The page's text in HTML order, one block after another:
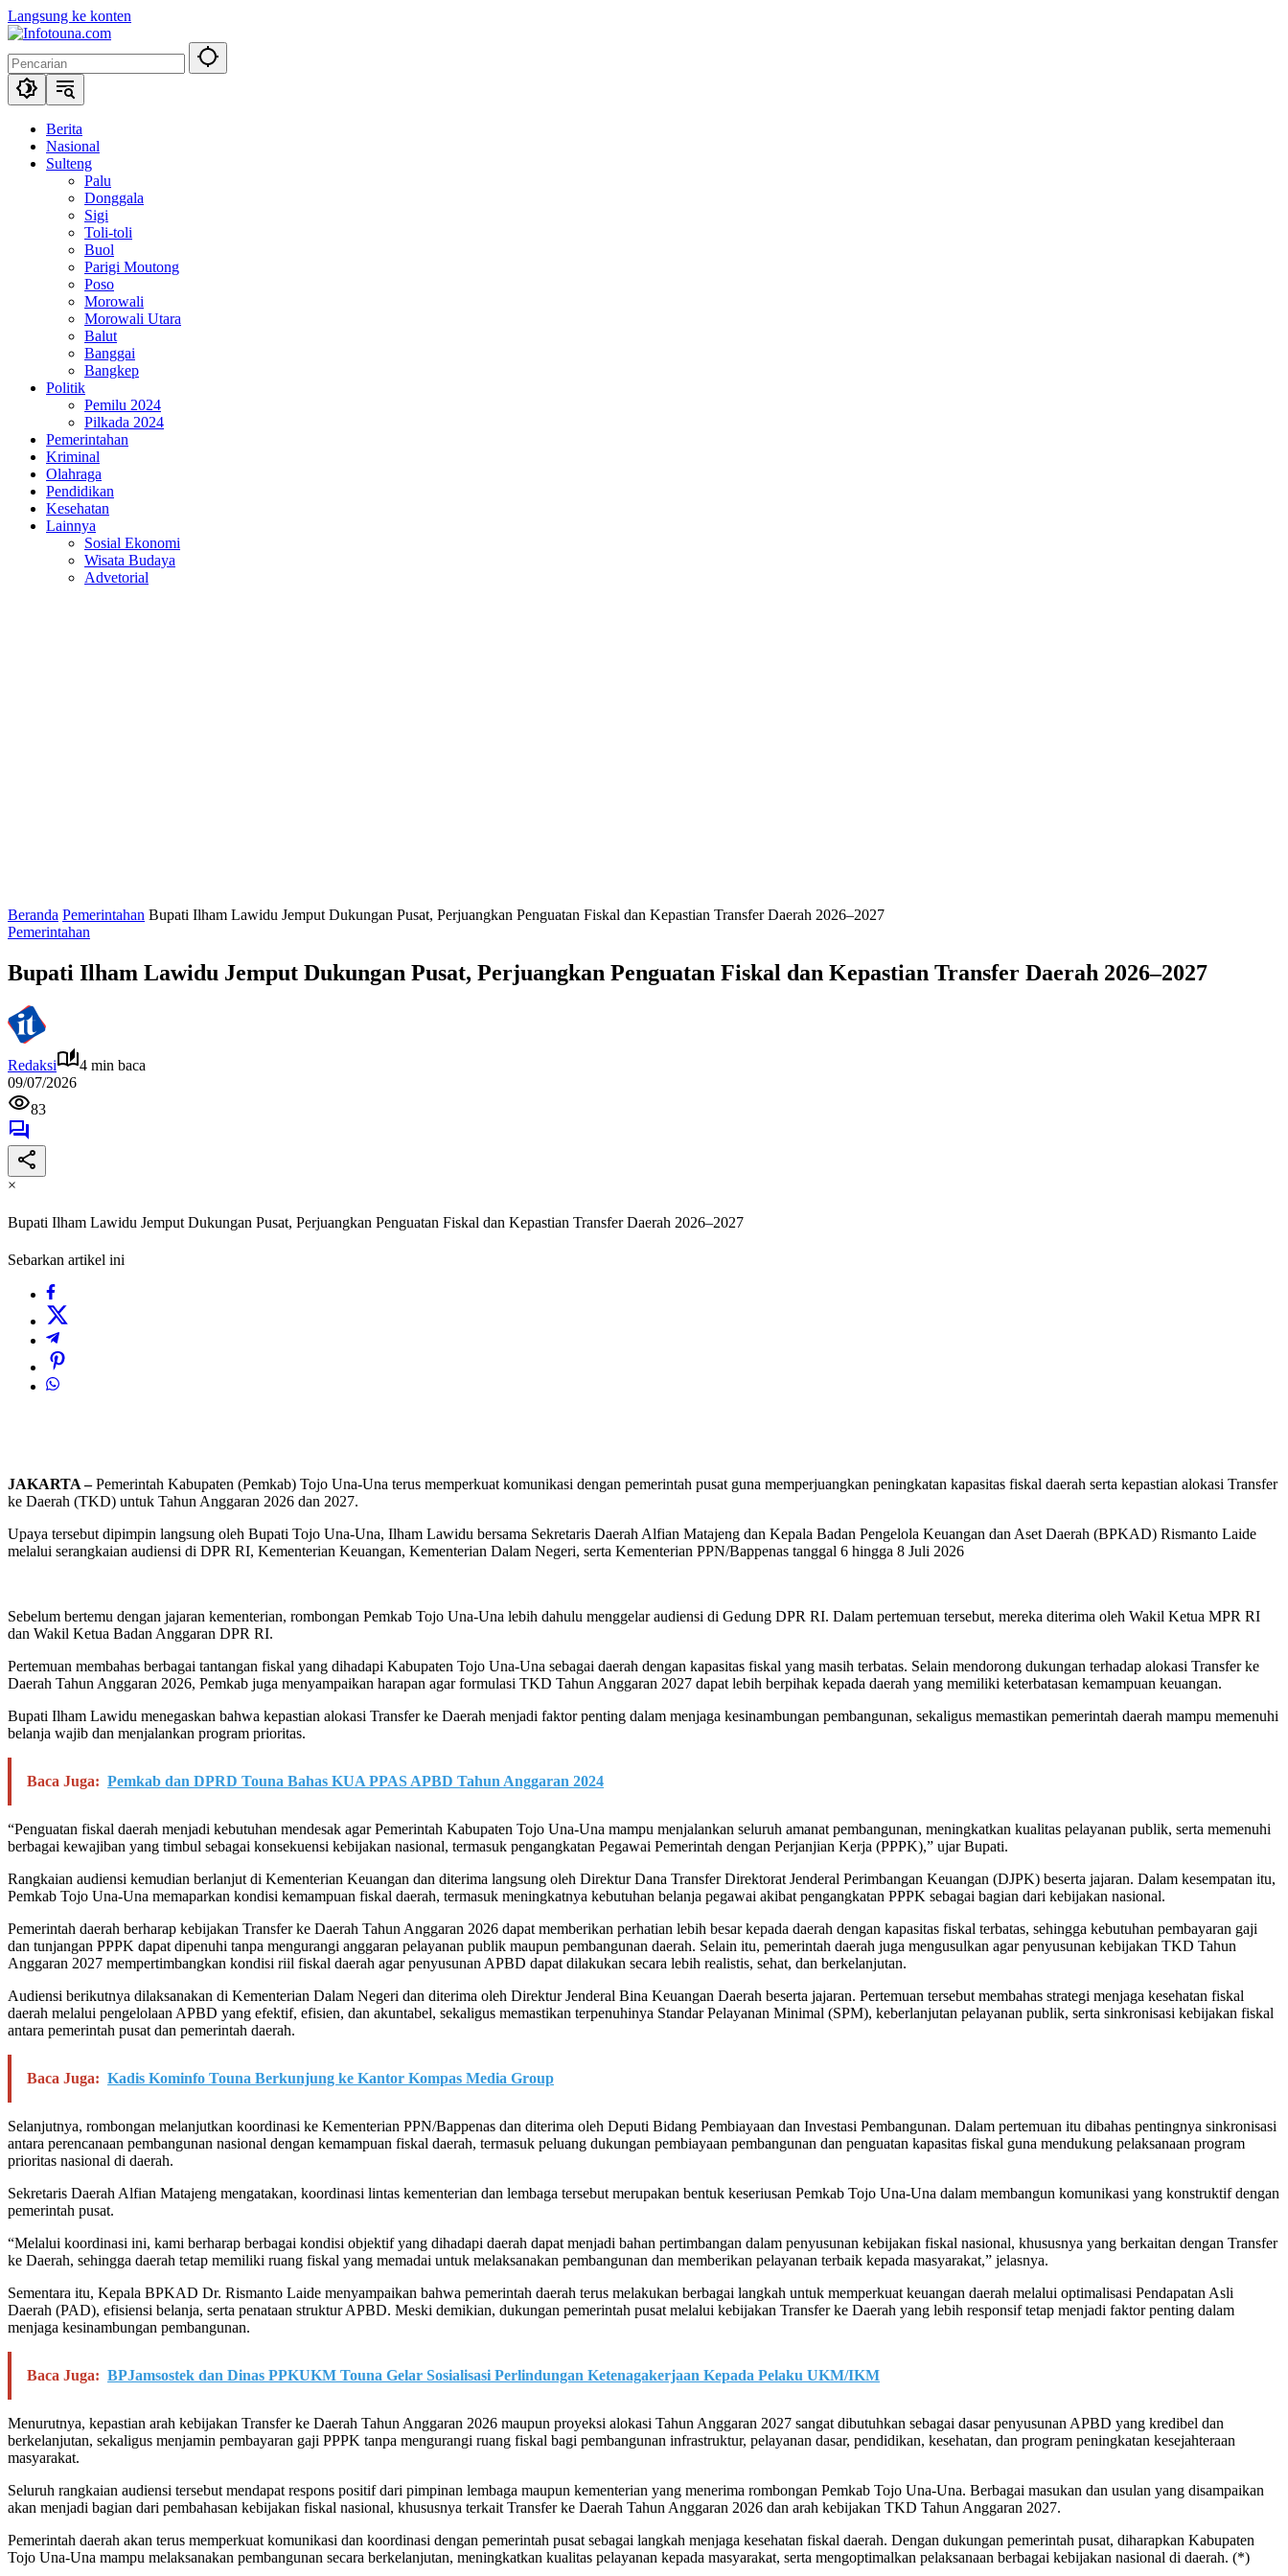
Langsung ke konten
Berita
Nasional
Sulteng
Palu
Donggala
Sigi
Toli-toli
Buol
Parigi Moutong
Poso
Morowali
Morowali Utara
Balut
Banggai
Bangkep
Politik
Pemilu 2024
Pilkada 2024
Pemerintahan
Kriminal
Olahraga
Pendidikan
Kesehatan
Lainnya
Sosial Ekonomi
Wisata Budaya
Advetorial
Beranda Pemerintahan Bupati Ilham Lawidu Jemput Dukungan Pusat, Perjuangkan Penguatan Fiskal dan Kepastian Transfer Daerah 2026–2027
Pemerintahan
Bupati Ilham Lawidu Jemput Dukungan Pusat, Perjuangkan Penguatan Fiskal dan Kepastian Transfer Daerah 2026–2027
Redaksi
4 min baca
09/07/2026
83
×
Bupati Ilham Lawidu Jemput Dukungan Pusat, Perjuangkan Penguatan Fiskal dan Kepastian Transfer Daerah 2026–2027
Sebarkan artikel ini
JAKARTA –Pemerintah Kabupaten (Pemkab) Tojo Una-Una terus memperkuat komunikasi dengan pemerintah pusat guna memperjuangkan peningkatan kapasitas fiskal daerah serta kepastian alokasi Transfer
ke Daerah (TKD) untuk Tahun Anggaran 2026 dan 2027.
Upaya tersebut dipimpin langsung oleh Bupati Tojo Una-Una, Ilham Lawidu bersama Sekretaris Daerah Alfian Matajeng dan Kepala Badan Pengelola Keuangan dan Aset Daerah (BPKAD) Rismanto Laide
melalui serangkaian audiensi di DPR RI, Kementerian Keuangan, Kementerian Dalam Negeri, serta Kementerian PPN/Bappenas tanggal 6 hingga 8 Juli 2026
Sebelum bertemu dengan jajaran kementerian, rombongan Pemkab Tojo Una-Una lebih dahulu menggelar audiensi di Gedung DPR RI. Dalam pertemuan tersebut, mereka diterima oleh Wakil Ketua MPR RI
dan Wakil Ketua Badan Anggaran DPR RI.
Pertemuan membahas berbagai tantangan fiskal yang dihadapi Kabupaten Tojo Una-Una sebagai daerah dengan kapasitas fiskal yang masih terbatas. Selain mendorong dukungan terhadap alokasi Transfer ke
Daerah Tahun Anggaran 2026, Pemkab juga menyampaikan harapan agar formulasi TKD Tahun Anggaran 2027 dapat lebih berpihak kepada daerah yang memiliki keterbatasan kemampuan keuangan.
Bupati Ilham Lawidu menegaskan bahwa kepastian alokasi Transfer ke Daerah menjadi faktor penting dalam menjaga kesinambungan pembangunan, sekaligus memastikan pemerintah daerah mampu memenuhi
belanja wajib dan menjalankan program prioritas.
Baca Juga: Pemkab dan DPRD Touna Bahas KUA PPAS APBD Tahun Anggaran 2024
“Penguatan fiskal daerah menjadi kebutuhan mendesak agar Pemerintah Kabupaten Tojo Una-Una mampu menjalankan seluruh amanat pembangunan, meningkatkan kualitas pelayanan publik, serta memenuhi
berbagai kewajiban yang timbul sebagai konsekuensi kebijakan nasional, termasuk pengangkatan Pegawai Pemerintah dengan Perjanjian Kerja (PPPK),” ujar Bupati.
Rangkaian audiensi kemudian berlanjut di Kementerian Keuangan dan diterima langsung oleh Direktur Dana Transfer Direktorat Jenderal Perimbangan Keuangan (DJPK) beserta jajaran. Dalam kesempatan itu,
Pemkab Tojo Una-Una memaparkan kondisi kemampuan fiskal daerah, termasuk meningkatnya kebutuhan belanja pegawai akibat pengangkatan PPPK sebagai bagian dari kebijakan nasional.
Pemerintah daerah berharap kebijakan Transfer ke Daerah Tahun Anggaran 2026 dapat memberikan perhatian lebih besar kepada daerah dengan kapasitas fiskal terbatas, sehingga kebutuhan pembayaran gaji
dan tunjangan PPPK dapat dipenuhi tanpa mengurangi anggaran pelayanan publik maupun pembangunan daerah. Selain itu, pemerintah daerah juga mengusulkan agar penyusunan kebijakan TKD Tahun
Anggaran 2027 mempertimbangkan kondisi riil fiskal daerah agar penyusunan APBD dapat dilakukan secara lebih realistis, sehat, dan berkelanjutan.
Audiensi berikutnya dilaksanakan di Kementerian Dalam Negeri dan diterima oleh Direktur Jenderal Bina Keuangan Daerah beserta jajaran. Pertemuan tersebut membahas strategi menjaga kesehatan fiskal
daerah melalui pengelolaan APBD yang efektif, efisien, dan akuntabel, sekaligus memastikan terpenuhinya Standar Pelayanan Minimal (SPM), keberlanjutan pelayanan publik, serta sinkronisasi kebijakan fiskal
antara pemerintah pusat dan pemerintah daerah.
Baca Juga: Kadis Kominfo Touna Berkunjung ke Kantor Kompas Media Group
Selanjutnya, rombongan melanjutkan koordinasi ke Kementerian PPN/Bappenas dan diterima oleh Deputi Bidang Pembiayaan dan Investasi Pembangunan. Dalam pertemuan itu dibahas pentingnya sinkronisasi
antara perencanaan pembangunan nasional dengan kemampuan fiskal daerah, termasuk peluang dukungan pembiayaan pembangunan dan penguatan kapasitas fiskal guna mendukung pelaksanaan program
prioritas nasional di daerah.
Sekretaris Daerah Alfian Matajeng mengatakan, koordinasi lintas kementerian dan lembaga tersebut merupakan bentuk keseriusan Pemkab Tojo Una-Una dalam membangun komunikasi yang konstruktif dengan
pemerintah pusat.
“Melalui koordinasi ini, kami berharap berbagai kondisi objektif yang dihadapi daerah dapat menjadi bahan pertimbangan dalam penyusunan kebijakan fiskal nasional, khususnya yang berkaitan dengan Transfer
ke Daerah, sehingga daerah tetap memiliki ruang fiskal yang memadai untuk melaksanakan pembangunan dan memberikan pelayanan terbaik kepada masyarakat,” jelasnya.
Sementara itu, Kepala BPKAD Dr. Rismanto Laide menyampaikan bahwa pemerintah daerah terus melakukan berbagai langkah untuk memperkuat keuangan daerah melalui optimalisasi Pendapatan Asli
Daerah (PAD), efisiensi belanja, serta penataan struktur APBD. Meski demikian, dukungan pemerintah pusat melalui kebijakan Transfer ke Daerah yang lebih responsif tetap menjadi faktor penting dalam
menjaga kesinambungan pembangunan.
Baca Juga: BPJamsostek dan Dinas PPKUKM Touna Gelar Sosialisasi Perlindungan Ketenagakerjaan Kepada Pelaku UKM/IKM
Menurutnya, kepastian arah kebijakan Transfer ke Daerah Tahun Anggaran 2026 maupun proyeksi alokasi Tahun Anggaran 2027 sangat dibutuhkan sebagai dasar penyusunan APBD yang kredibel dan
berkelanjutan, sekaligus menjamin pembayaran gaji PPPK tanpa mengurangi ruang fiskal bagi pembangunan infrastruktur, pelayanan dasar, pendidikan, kesehatan, dan program peningkatan kesejahteraan
masyarakat.
Seluruh rangkaian audiensi tersebut mendapat respons positif dari pimpinan lembaga maupun kementerian yang menerima rombongan Pemkab Tojo Una-Una. Berbagai masukan dan usulan yang disampaikan
akan menjadi bagian dari pembahasan kebijakan fiskal nasional, khususnya terkait Transfer ke Daerah Tahun Anggaran 2026 dan arah kebijakan TKD Tahun Anggaran 2027.
Pemerintah daerah akan terus memperkuat komunikasi dan koordinasi dengan pemerintah pusat sebagai langkah menjaga kesehatan fiskal daerah. Dengan dukungan pemerintah pusat, diharapkan Kabupaten
Tojo Una-Una mampu melaksanakan pembangunan secara berkelanjutan, meningkatkan kualitas pelayanan kepada masyarakat, serta mengoptimalkan pelaksanaan berbagai kebijakan nasional di daerah. (*)